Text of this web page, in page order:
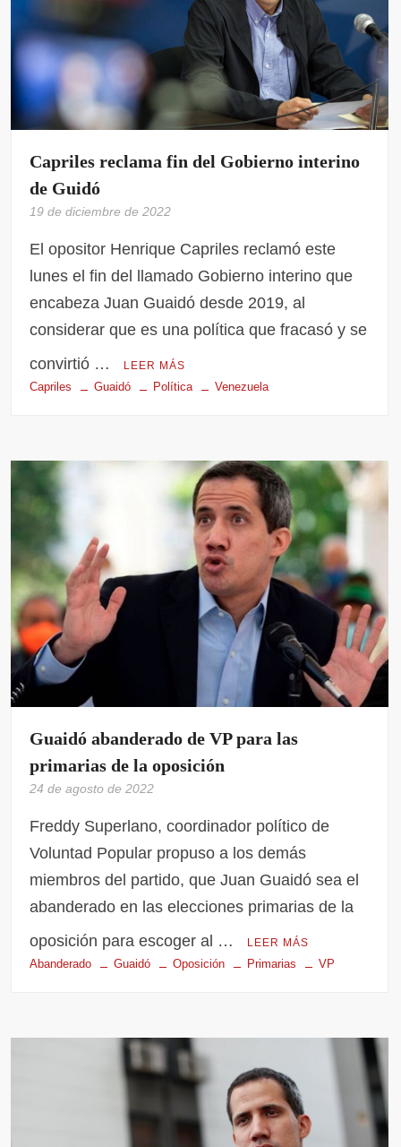
Capriles reclama fin del Gobierno interino
de Guidó
19 de diciembre de 2022
El opositor Henrique Capriles reclamó este
lunes el fin del llamado Gobierno interino que
encabeza Juan Guaidó desde 2019, al
considerar que es una política que fracasó y se
convirtió …
LEER MÁS
Capriles Guaidó Política Venezuela
Guaidó abanderado de VP para las
primarias de la oposición
24 de agosto de 2022
Freddy Superlano, coordinador político de
Voluntad Popular propuso a los demás
miembros del partido, que Juan Guaidó sea el
abanderado en las elecciones primarias de la
oposición para escoger al …
LEER MÁS
Abanderado Guaidó Oposición Primarias VP